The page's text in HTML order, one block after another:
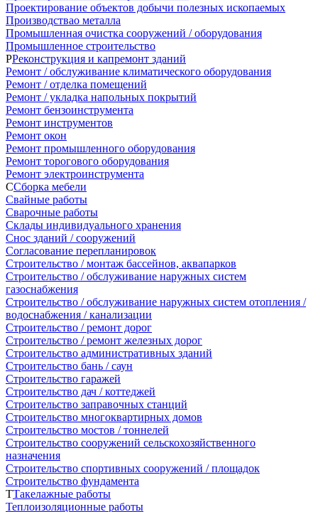
Проектирование объектов добычи полезных ископаемых
Производствао металла
Промышленная очистка сооружений / оборудования
Промышленное строительство
РРеконструкция и капремонт зданий
Ремонт / обслуживание климатического оборудования
Ремонт / отделка помещений
Ремонт / укладка напольных покрытий
Ремонт бензоинструмента
Ремонт инструментов
Ремонт окон
Ремонт промышленного оборудования
Ремонт торогового оборудования
Ремонт электроинструмента
ССборка мебели
Свайные работы
Сварочные работы
Склады индивидуального хранения
Снос зданий / сооружений
Согласование перепланировок
Строительство / монтаж бассейнов, аквапарков
Строительство / обслуживание наружных систем
газоснабжения
Строительство / обслуживание наружных систем отопления /
водоснабжения / канализации
Строительство / ремонт дорог
Строительство / ремонт железных дорог
Строительство административных зданий
Строительство бань / саун
Строительство гаражей
Строительство дач / коттеджей
Строительство заправочных станций
Строительство многоквартирных домов
Строительство мостов / тоннелей
Строительство сооружений сельскохозяйственного
назначения
Строительство спортивных сооружений / площадок
Строительство фундамента
ТТакелажные работы
Теплоизоляционные работы